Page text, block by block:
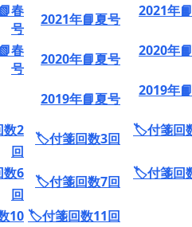
春
号
2021年📘夏号 2021年
春
号
2020年📘夏号 2020年
2019年📘夏号 2019年
2
回
🏷️付箋回数3回 🏷️付箋回
6
回
🏷️付箋回数7回 🏷️付箋回
10 🏷️付箋回数11回